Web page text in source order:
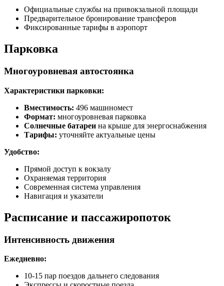
Официальные службы на привокзальной площади
Предварительное бронирование трансферов
Фиксированные тарифы в аэропорт
Парковка
Многоуровневая автостоянка
Характеристики парковки:
Вместимость: 496 машиномест
Формат: многоуровневая парковка
Солнечные батареи на крыше для энергоснабжения
Тарифы: уточняйте актуальные цены
Удобство:
Прямой доступ к вокзалу
Охраняемая территория
Современная система управления
Навигация и указатели
Расписание и пассажиропоток
Интенсивность движения
Ежедневно:
10-15 пар поездов дальнего следования